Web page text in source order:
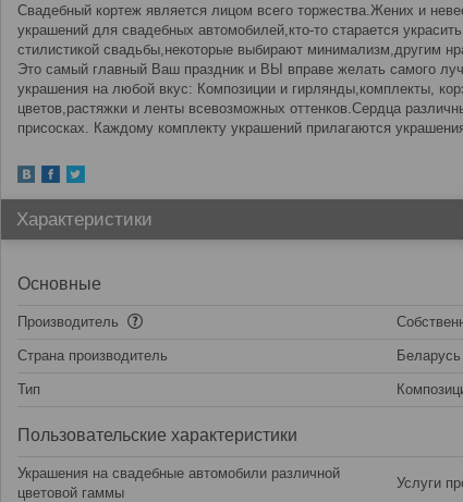
Свадебный кортеж является лицом всего торжества.Жених и
украшений для свадебных автомобилей,кто-то старается
стилистикой свадьбы,некоторые выбирают минимализм,другим
Это самый главный Ваш праздник и ВЫ вправе желать самого
украшения на любой вкус: Композиции и гирлянды,комплекты,
цветов,растяжки и ленты всевозможных оттенков.Сердца
присосках. Каждому комплекту украшений прилагаются
Характеристики
Основные
Производитель
Страна производитель Беларусь
Тип
Пользовательские характеристики
Украшения на свадебные автомобили различной
цветовой гаммы
Услуги